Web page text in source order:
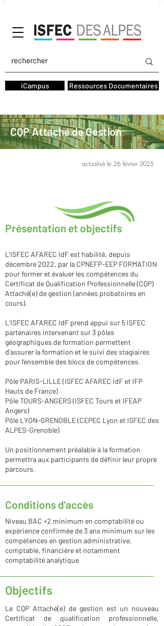
iCampus Ressources Documentaires
CQP Attaché de Gestion
actualisé le 26 février 2025
Présentation et objectifs
L’ISFEC AFAREC IdF est habilité, depuis
décembre 2022, par la CPNEFP-EEP FORMATION
pour former et évaluer les compétences du
Certificat de Qualification Professionnelle (CQP)
Attaché(e) de gestion (années probatoires en
cours).
L’ISFEC AFAREC IdF prend appui sur 5 ISFEC
partenaires intervenant sur 3 pôles
géographiques de formation permettent
d’assurer la formation et le suivi des stagiaires
pour l’ensemble des blocs de compétences.
Pôle PARIS-LILLE (ISFEC AFAREC IdF et IFP
Hauts de France)
Pôle TOURS-ANGERS (ISFEC Tours et IFEAP
Angers)
Pôle LYON-GRENOBLE (CEPEC Lyon et ISFEC des
ALPES-Grenoble)
Un positionnement préalable à la formation
permettra aux participants de définir leur propre
parcours.
Conditions d'accès
Niveau BAC +2 minimum en comptabilité ou
expérience confirmée de 3 ans minimum sur les
compétences en gestion administrative,
comptable, financière et notamment
comptabilité analytique
Objectifs
Le CQP Attaché(e) de gestion est un nouveau
Certificat de qualification professionnelle,